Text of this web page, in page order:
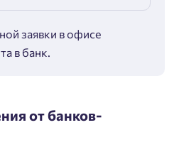
заявки в офисе
в банк.
от банков-